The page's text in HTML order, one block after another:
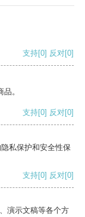
支持[0] 反对[0]
。
支持[0] 反对[0]
私保护和安全性保
支持[0] 反对[0]
演示文稿等各个方